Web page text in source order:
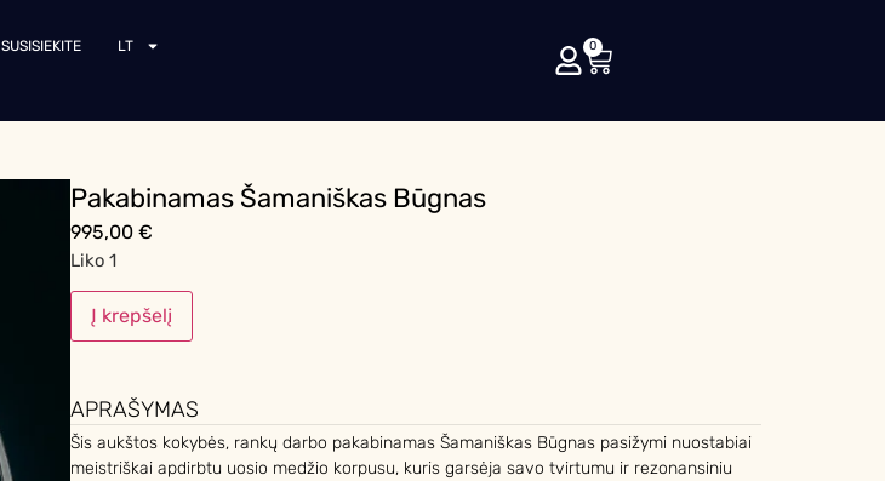
SUSISIEKITE LT 0
Pakabinamas Šamaniškas Būgnas
995,00 €
Liko 1
Į krepšelį
APRAŠYMAS
Šis aukštos kokybės, rankų darbo pakabinamas Šamaniškas Būgnas pasižymi nuostabiai
meistriškai apdirbtu uosio medžio korpusu, kuris garsėja savo tvirtumu ir rezonansiniu